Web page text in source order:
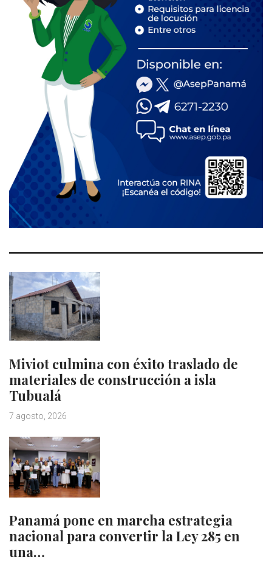
Miviot culmina con éxito traslado de
materiales de construcción a isla
Tubualá
7 agosto, 2026
Panamá pone en marcha estrategia
nacional para convertir la Ley 285 en
una…